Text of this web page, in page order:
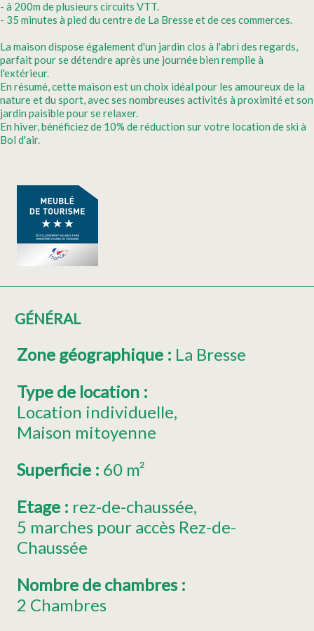
- à 200m de plusieurs circuits VTT.
- 35 minutes à pied du centre de La Bresse et de ces commerces.
La maison dispose également d'un jardin clos à l'abri des regards,
parfait pour se détendre après une journée bien remplie à
l'extérieur.
En résumé, cette maison est un choix idéal pour les amoureux de la
nature et du sport, avec ses nombreuses activités à proximité et son
jardin paisible pour se relaxer.
En hiver, bénéficiez de 10% de réduction sur votre location de ski à
Bol d'air.
GÉNÉRAL
Zone géographique : La Bresse
Type de location :
Location individuelle
Maison mitoyenne
Superficie : 60 m²
Etage : rez-de-chaussée
5 marches pour accès Rez-de-
Chaussée
Nombre de chambres :
2 Chambres